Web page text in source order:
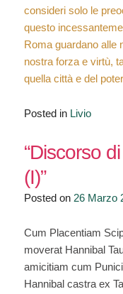
consideri solo le
questo
Roma guardano alle
nostra forza e virtù,
quella città e del
Posted in Livio
“Discorso
(I)”
Posted on 26 Marzo
Cum Placentiam
moverat Hannibal
amicitiam cum
Hannibal castra ex